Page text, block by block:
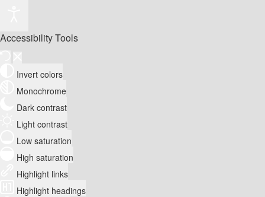
Accessibility Tools
Invert colors
Monochrome
Dark contrast
Light contrast
Low saturation
High saturation
Highlight links
Highlight headings